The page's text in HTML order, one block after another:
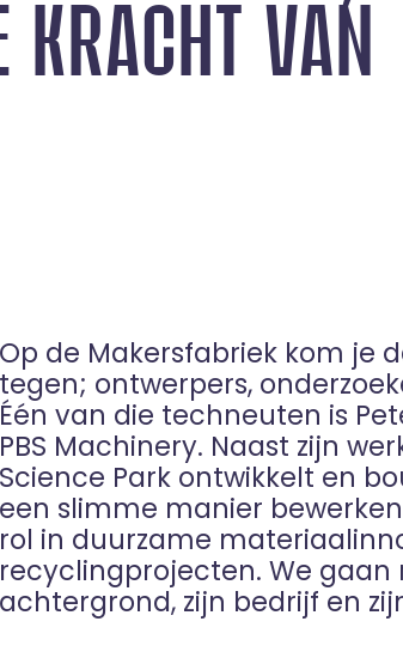
KRACHT VAN
Op de Makersfabriek kom je
tegen; ontwerpers,
Één van die techneuten is
PBS Machinery. Naast zijn
Science Park ontwikkelt en
een slimme manier
rol in duurzame
recyclingprojecten. We gaan
achtergrond, zijn bedrijf en